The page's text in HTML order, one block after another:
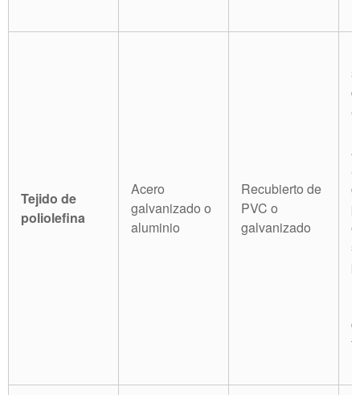
Tejido de
poliolefina
Acero
galvanizado o
aluminio
Recubierto de
PVC o
galvanizado